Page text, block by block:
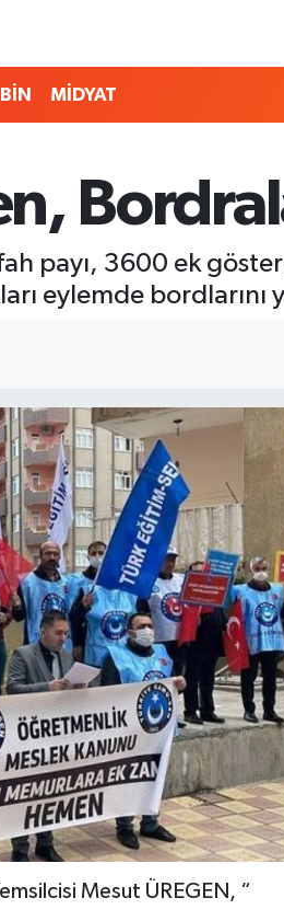
MİDYAT
payı, 3600 ek
eylemde bordlarını
Mesut ÜREGEN, “